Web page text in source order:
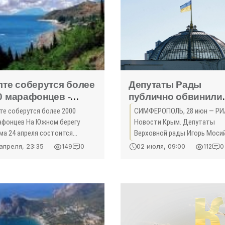
соберутся более
марафонцев -
соберутся более 2000
На Южном берегу
24 апреля состоится
в истории полуострова
23:35 149 0
Депутаты Рады
публично обвинили
друг друга в «сдаче
Крыма» - «Политика»
СИМФЕРОПОЛЬ, 28 июн —
Новости Крым. Депутаты
Верховной рады Игорь
Нестор Шуфрич повздорили в
02 июля, 09:00 112 0